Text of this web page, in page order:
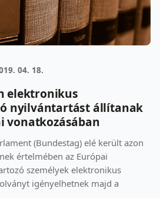
04. 18.
elektronikus
nyilvántartást állítanak
vonatkozásában
(Bundestag) elé került azon
értelmében az Európai
személyek elektronikus
igényelhetnek majd a